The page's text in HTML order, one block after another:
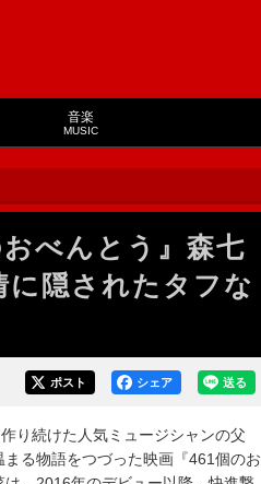
音楽
MUSIC
べんとう』森七
隠されたタフな
送る
シェア
ポスト
り続けた人気ミュージシャンの父
る物語をつづった映画『461個のお